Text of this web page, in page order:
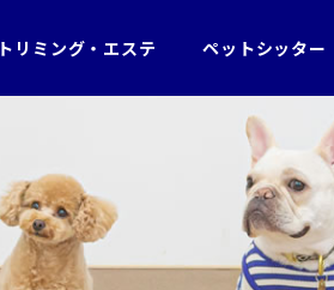
トリミング・エステ ペットシッター